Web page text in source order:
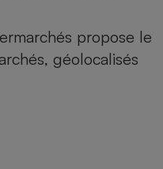
propose le
géolocalisés